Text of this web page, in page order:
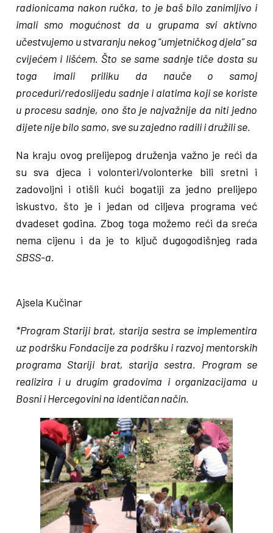
radionicama nakon ručka, to je baš bilo zanimljivo i
imali smo mogućnost da u grupama svi aktivno
učestvujemo u stvaranju nekog “umjetničkog djela” sa
cvijećem i lišćem. Što se same sadnje tiče dosta su
toga imali priliku da nauče o samoj
proceduri/redoslijedu sadnje i alatima koji se koriste
u procesu sadnje, ono što je najvažnije da niti jedno
dijete nije bilo samo, sve su zajedno radili i družili se.
Na kraju ovog prelijepog druženja važno je reći da
su sva djeca i volonteri/volonterke bili sretni i
zadovoljni i otišli kući bogatiji za jedno prelijepo
iskustvo, što je i jedan od ciljeva programa već
dvadeset godina. Zbog toga možemo reći da sreća
nema cijenu i da je to ključ dugogodišnjeg rada
SBSS-a.
Ajsela Kučinar
*Program Stariji brat, starija sestra se implementira
uz podršku Fondacije za podršku i razvoj mentorskih
programa Stariji brat, starija sestra. Program se
realizira i u drugim gradovima i organizacijama u
Bosni i Hercegovini na identičan način.